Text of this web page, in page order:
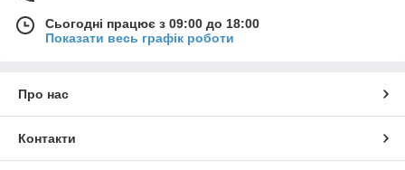
Сьогодні працює з 09:00 до 18:00
Показати весь графік роботи
Про нас
Контакти